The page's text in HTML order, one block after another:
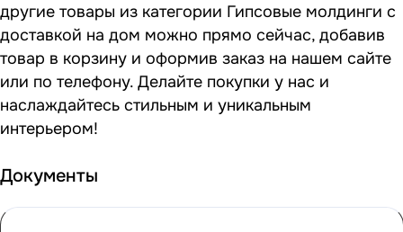
другие товары из категории Гипсовые молдинги с
доставкой на дом можно прямо сейчас, добавив
товар в корзину и оформив заказ на нашем сайте
или по телефону. Делайте покупки у нас и
наслаждайтесь стильным и уникальным
интерьером!
Документы